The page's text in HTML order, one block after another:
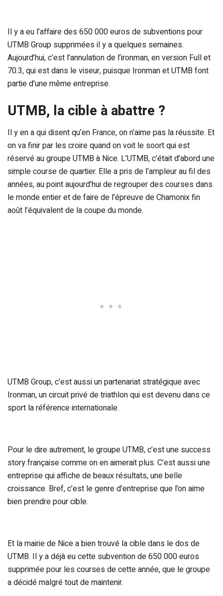
Il y a eu l’affaire des 650 000 euros de subventions pour
UTMB Group supprimées il y a quelques semaines.
Aujourd’hui, c’est l’annulation de l’ironman, en version Full et
70.3, qui est dans le viseur, puisque Ironman et UTMB font
partie d’une même entreprise.
UTMB, la cible à abattre ?
Il y en a qui disent qu’en France, on n’aime pas la réussite. Et
on va finir par les croire quand on voit le soort qui est
réservé au groupe UTMB à Nice. L’UTMB, c’était d’abord une
simple course de quartier. Elle a pris de l’ampleur au fil des
années, au point aujourd’hui de regrouper des courses dans
le monde entier et de faire de l’épreuve de Chamonix fin
août l’équivalent de la coupe du monde.
UTMB Group, c’est aussi un partenariat stratégique avec
Ironman, un circuit privé de triathlon qui est devenu dans ce
sport la référence internationale.
Pour le dire autrement, le groupe UTMB, c’est une success
story française comme on en aimerait plus. C’est aussi une
entreprise qui affiche de beaux résultats, une belle
croissance. Bref, c’est le genre d’entreprise que l’on aime
bien prendre pour cible.
Et la mairie de Nice a bien trouvé la cible dans le dos de
UTMB. Il y a déjà eu cette subvention de 650 000 euros
supprimée pour les courses de cette année, que le groupe
a décidé malgré tout de maintenir.